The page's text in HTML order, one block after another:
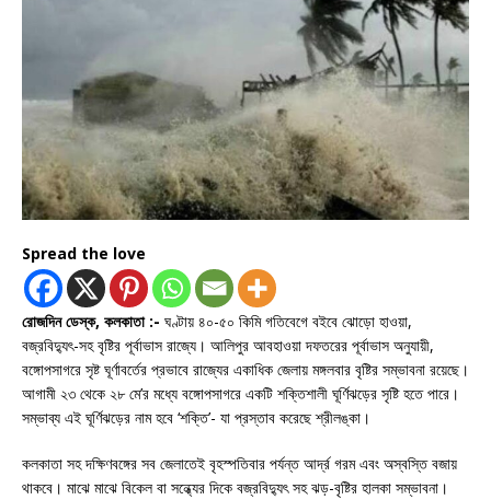
Spread the love
রোজদিন ডেস্ক, কলকাতা :- ঘণ্টায় ৪০-৫০ কিমি গতিবেগে বইবে ঝোড়ো হাওয়া,
বজ্রবিদ্যুৎ-সহ বৃষ্টির পূর্বাভাস রাজ্যে। আলিপুর আবহাওয়া দফতরের পূর্বাভাস অনুযায়ী,
বঙ্গোপসাগরে সৃষ্ট ঘূর্ণাবর্তের প্রভাবে রাজ্যের একাধিক জেলায় মঙ্গলবার বৃষ্টির সম্ভাবনা রয়েছে।
আগামী ২৩ থেকে ২৮ মে’র মধ্যে বঙ্গোপসাগরে একটি শক্তিশালী ঘূর্ণিঝড়ের সৃষ্টি হতে পারে।
সম্ভাব্য এই ঘূর্ণিঝড়ের নাম হবে ‘শক্তি’- যা প্রস্তাব করেছে শ্রীলঙ্কা।
কলকাতা সহ দক্ষিণবঙ্গের সব জেলাতেই বৃহস্পতিবার পর্যন্ত আর্দ্র গরম এবং অস্বস্তি বজায়
থাকবে। মাঝে মাঝে বিকেল বা সন্ধ্যের দিকে বজ্রবিদ্যুৎ সহ ঝড়-বৃষ্টির হালকা সম্ভাবনা।